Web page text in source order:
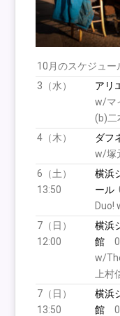
10月のスケジュー
3（水）
アリ
w/マ
(b)二
4（木）
ダフ
w/塚
6（土）
13:50
横浜
ール
Duo!
7（日）
12:00
横浜
館
w/
上
7（日）
13:50
横浜
館